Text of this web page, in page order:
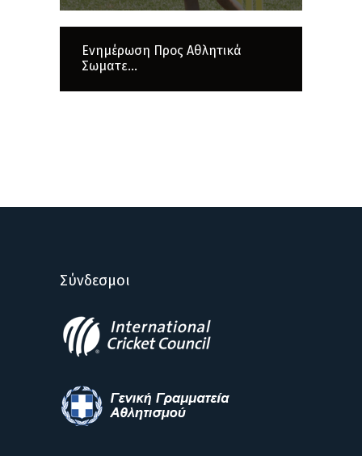
Ενημέρωση Προς Αθλητικά
Σωματε...
Σύνδεσμοι